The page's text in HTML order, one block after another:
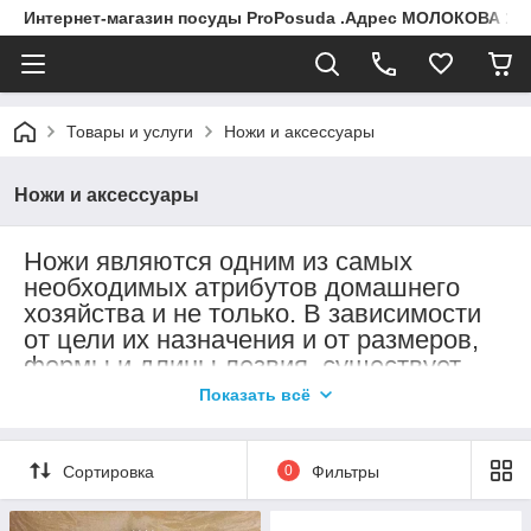
Интернет-магазин посуды ProPosuda .Адрес МОЛОКОВА
Товары и услуги Ножи и аксессуары
Ножи и аксессуары
Ножи являются одним из самых
необходимых атрибутов домашнего
хозяйства и не только. В зависимости
от цели их назначения и от размеров,
формы и длины лезвия, существует
и классификация ножей.
шеф, предназначен для разделки мяса
и нарезания овощей. Он имеет размер
клинка выше 20 см.
Показать всё
Сортировка 0 Фильтры